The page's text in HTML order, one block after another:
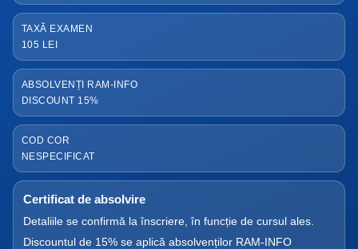
TAXĂ EXAMEN
105 LEI
ABSOLVENȚI RAM-INFO
DISCOUNT 15%
COD COR
NESPECIFICAT
Certificat de absolvire
Detaliile se confirmă la înscriere, în funcție de cursul ales.
Discountul de 15% se aplică absolvenților RAM-INFO